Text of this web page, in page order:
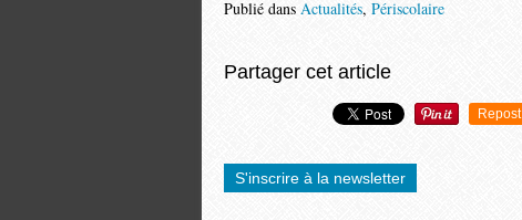
Publié dans Actualités, Périscolaire
Partager cet article
Repost
S'inscrire à la newsletter